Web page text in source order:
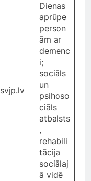
svjp.lv
Dienas
aprūpe
person
ām ar
demenc
i;
sociāls
un
psihoso
ciāls
atbalsts
,
rehabili
tācija
sociālaj
ā vidē